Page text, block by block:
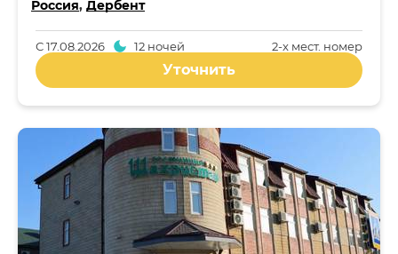
Россия, Дербент
2-x мест. номер
С17.08.2026 12 ночей
Уточнить